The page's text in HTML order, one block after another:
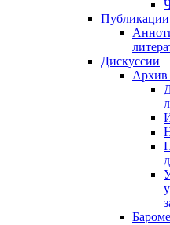
Публикации
Дискуссии
Архив